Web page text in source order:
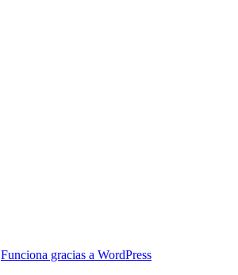
Funciona gracias a WordPress